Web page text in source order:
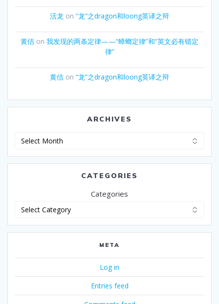
活龙 on “龙”之dragon和loong英译之辩
黄佶 on 我发现的两条定律——“蟑螂定律”和“英文必有错定
律”
黄佶 on “龙”之dragon和loong英译之辩
ARCHIVES
Archives
CATEGORIES
Categories
META
Log in
Entries feed